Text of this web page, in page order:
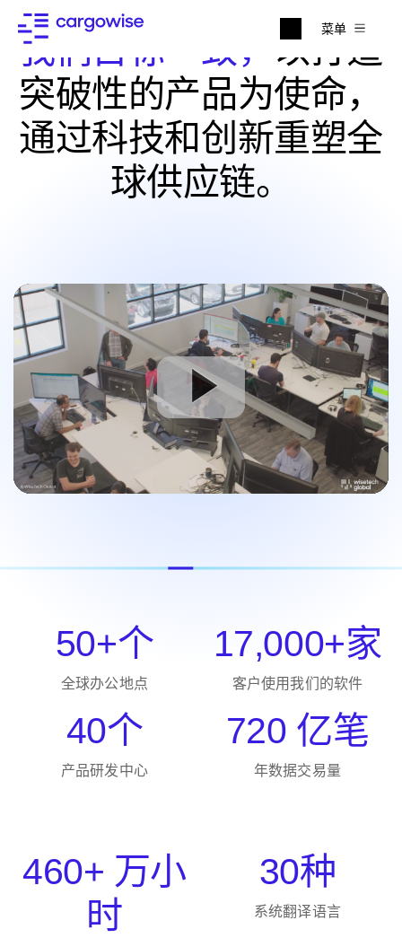
菜单
我们目标一致， 以打造
突破性的产品为使命，
通过科技和创新重塑全
球供应链。
50+个
全球办公地点
17,000+家
客户使用我们的软件
40个
产品研发中心
720 亿笔
年数据交易量
460+ 万小
时
30种
系统翻译语言